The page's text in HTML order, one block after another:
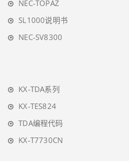
NEC-TOPAZ
SL1000说明书
NEC-SV8300
KX-TDA系列
KX-TES824
TDA编程代码
KX-T7730CN